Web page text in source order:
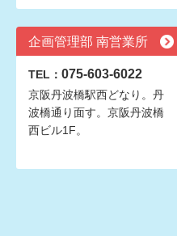
企画管理部 南営業所
TEL： 075-603-6022
京阪丹波橋駅西どなり。丹
波橋通り面す。京阪丹波橋
西ビル1F。